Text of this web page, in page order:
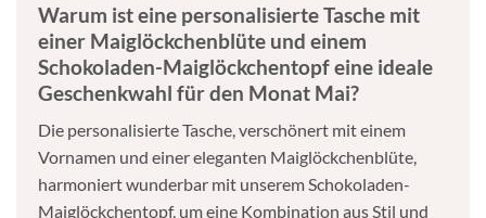
Warum ist eine personalisierte Tasche mit
einer Maiglöckchenblüte und einem
Schokoladen-Maiglöckchentopf eine ideale
Geschenkwahl für den Monat Mai?
Die personalisierte Tasche, verschönert mit einem
Vornamen und einer eleganten Maiglöckchenblüte,
harmoniert wunderbar mit unserem Schokoladen-
Maiglöckchentopf, um eine Kombination aus Stil und